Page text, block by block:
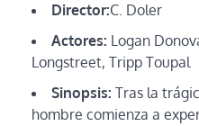
Director:C. Doler
Actores: Logan
Longstreet, Tripp Toupal
Sinopsis: Tras la
hombre comienza a